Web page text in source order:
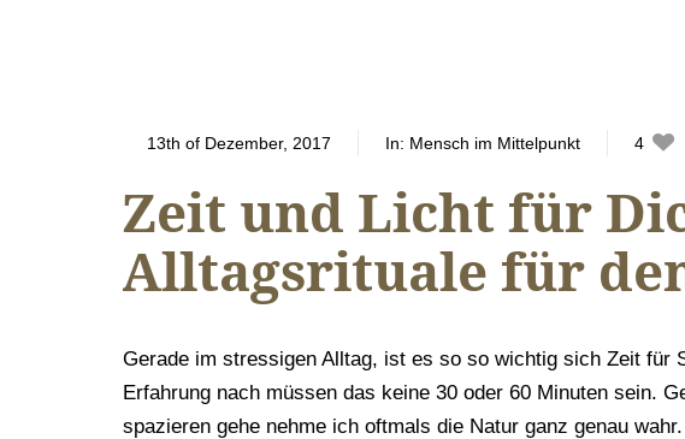
13th of Dezember, 2017 In: Mensch im Mittelpunkt 4
Zeit und Licht für
Alltagsrituale für
Gerade im stressigen Alltag, ist es so so wichtig sich Zeit für
Erfahrung nach müssen das keine 30 oder 60 Minuten sein.
spazieren gehe nehme ich oftmals die Natur ganz genau